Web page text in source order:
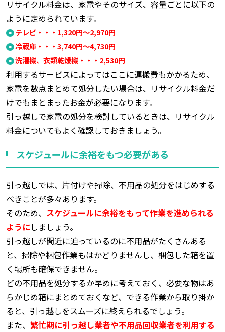
リサイクル料金は、家電やそのサイズ、容量ごとに以下の
ように定められています。
テレビ・・・1,320円～2,970円
冷蔵庫・・・3,740円～4,730円
洗濯機、衣類乾燥機・・・2,530円
利用するサービスによってはここに運搬費もかかるため、
家電を数点まとめて処分したい場合は、リサイクル料金だ
けでもまとまったお金が必要になります。
引っ越しで家電の処分を検討しているときは、リサイクル
料金についてもよく確認しておきましょう。
スケジュールに余裕をもつ必要がある
引っ越しでは、片付けや掃除、不用品の処分をはじめする
べきことが多々あります。
そのため、 スケジュールに余裕をもって作業を進められる
ようにしましょう。
引っ越しが間近に迫っているのに不用品がたくさんある
と、掃除や梱包作業もはかどりませんし、梱包した箱を置
く場所も確保できません。
どの不用品を処分するか早めに考えておく、必要な物はあ
らかじめ箱にまとめておくなど、できる作業から取り掛か
ると、引っ越しをスムーズに終えられるでしょう。
また、 繁忙期に引っ越し業者や不用品回収業者を利用する